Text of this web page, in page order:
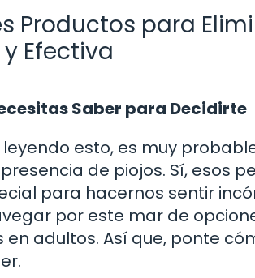
Productos para
Efectiva
Saber para Decidirte
leyendo esto, es muy
de piojos. Sí, esos
para hacernos sentir
por este mar de
en adultos. Así que, ponte